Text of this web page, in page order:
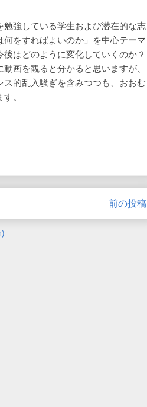
強している学生および潜在的な志
をすればよいのか」を中心テーマ
はどのように変化していくのか？
画を観ると分かると思いますが、
的乱入騒ぎを含みつつも、おおむ
。
前の投稿